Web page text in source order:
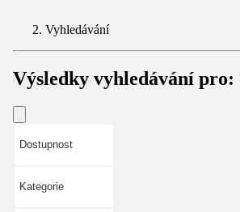
Vyhledávání
Výsledky vyhledávání pro:
Dostupnost
Kategorie